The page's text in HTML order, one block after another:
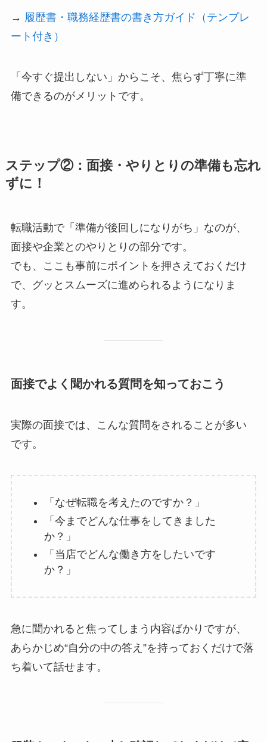
→ 履歴書・職務経歴書の書き方ガイド（テンプレ
ート付き）
「今すぐ提出しない」からこそ、焦らず丁寧に準
備できるのがメリットです。
ステップ②：面接・やりとりの準備も忘れ
ずに！
転職活動で「準備が後回しになりがち」なのが、
面接や企業とのやりとりの部分です。
でも、ここも事前にポイントを押さえておくだけ
で、グッとスムーズに進められるようになりま
す。
面接でよく聞かれる質問を知っておこう
実際の面接では、こんな質問をされることが多い
です。
「なぜ転職を考えたのですか？」
「今までどんな仕事をしてきました
か？」
「当店でどんな働き方をしたいです
か？」
急に聞かれると焦ってしまう内容ばかりですが、
あらかじめ“自分の中の答え”を持っておくだけで落
ち着いて話せます。